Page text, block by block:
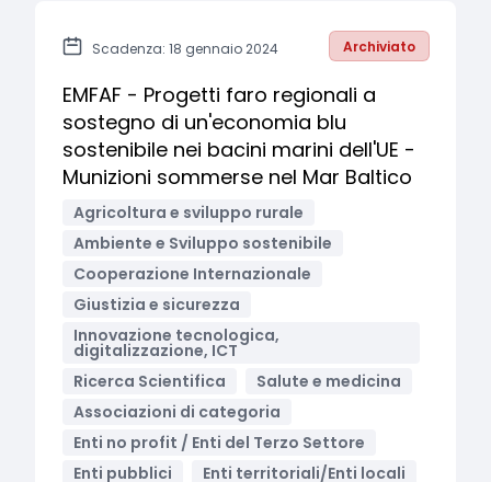
Scadenza: 18 gennaio 2024 Archiviato
EMFAF - Progetti faro regionali a
sostegno di un'economia blu
sostenibile nei bacini marini dell'UE -
Munizioni sommerse nel Mar Baltico
Agricoltura e sviluppo rurale
Ambiente e Sviluppo sostenibile
Cooperazione Internazionale
Giustizia e sicurezza
Innovazione tecnologica,
digitalizzazione, ICT
Ricerca Scientifica
Salute e medicina
Associazioni di categoria
Enti no profit / Enti del Terzo Settore
Enti pubblici
Enti territoriali/Enti locali